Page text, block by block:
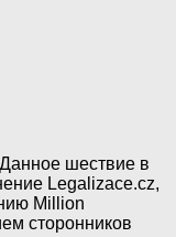
Данное шествие в
Legalizace.cz,
Million
сторонников